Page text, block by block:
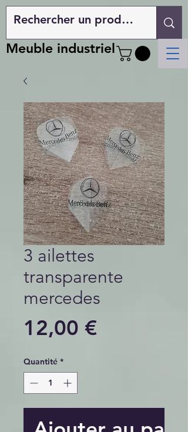
Meuble industriel
3 ailettes
transparente
mercedes
12,00 €Prix
Quantité *